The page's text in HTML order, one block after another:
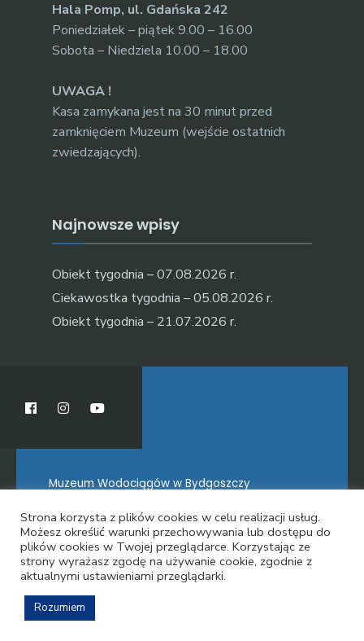
Hala Pomp, ul. Gdańska 242
Poniedziałek – piątek 9.00 – 16.00
Sobota – Niedziela 10.00 – 18.00
UWAGA !
Kasa zamykana jest na 30 minut przed
zamknięciem Muzeum (wejście ostatnich
zwiedzających).
Najnowsze wpisy
Obiekt tygodnia – 07.08.2026 r.
Ciekawostka tygodnia – 05.08.2026 r.
Obiekt tygodnia – 21.07.2026 r.
Muzeum Wodociągów w Bydgoszczy
O MUZEUM
Copyright © 2021 - Muzeum Wodociągów w Bydgoszczy
Strona korzysta z plików cookies w celu realizacji usług.
Możesz określić warunki przechowywania lub dostępu do
plików cookies w Twojej przeglądarce. Korzystając ze
strony wyrażasz zgodę na używanie cookie, zgodnie z
aktualnymi ustawieniami przeglądarki.
Rozumiem